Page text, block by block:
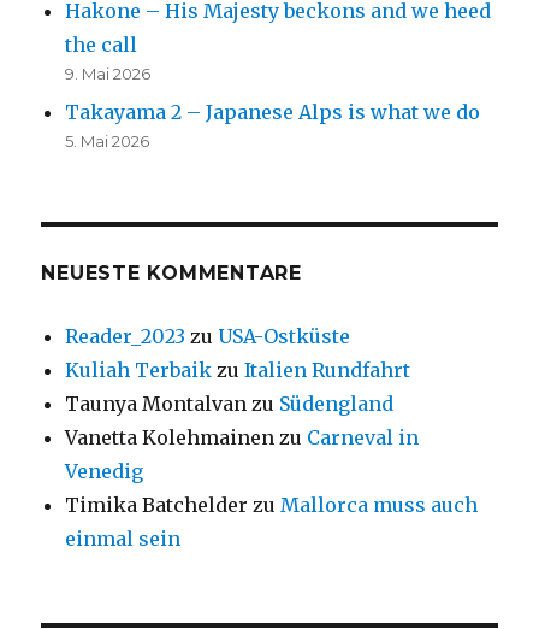
Hakone – His Majesty beckons and we heed
the call
9. Mai 2026
Takayama 2 – Japanese Alps is what we do
5. Mai 2026
NEUESTE KOMMENTARE
Reader_2023 zuUSA-Ostküste
Kuliah Terbaik zuItalien Rundfahrt
Taunya Montalvan zu Südengland
Vanetta Kolehmainen zu Carneval in
Venedig
Timika Batchelder zu Mallorca muss auch
einmal sein